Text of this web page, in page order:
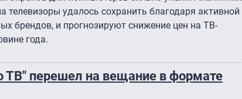
телевизоры удалось сохранить благодаря активной
брендов, и прогнозируют снижение цен на ТВ-
года.
ТВ" перешел на вещание в формате